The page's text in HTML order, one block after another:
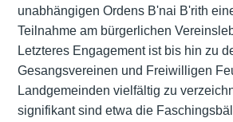
unabhängigen Ordens B'nai B'rith
Teilnahme am bürgerlichen
Letzteres Engagement ist bis hin zu
Gesangsvereinen und Freiwilligen
Landgemeinden vielfältig zu
signifikant sind etwa die